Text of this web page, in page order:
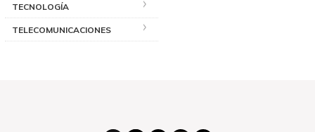
TECNOLOGÍA
TELECOMUNICACIONES